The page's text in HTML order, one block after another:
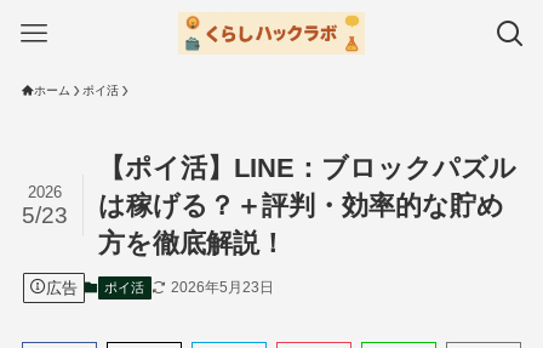
ホーム ポイ活
【ポイ活】LINE：ブロックパズル
は稼げる？＋評判・効率的な貯め
方を徹底解説！
2026
5/23
広告 ポイ活 2026年5月23日